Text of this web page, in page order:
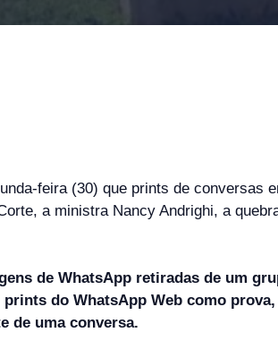
feira (30) que prints de conversas
a ministra Nancy Andrighi, a
de WhatsApp retiradas de um
do WhatsApp Web como
de uma conversa.